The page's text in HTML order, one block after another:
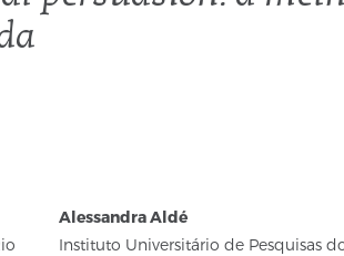
Alessandra Aldé
Instituto Universitário de Pesquisas